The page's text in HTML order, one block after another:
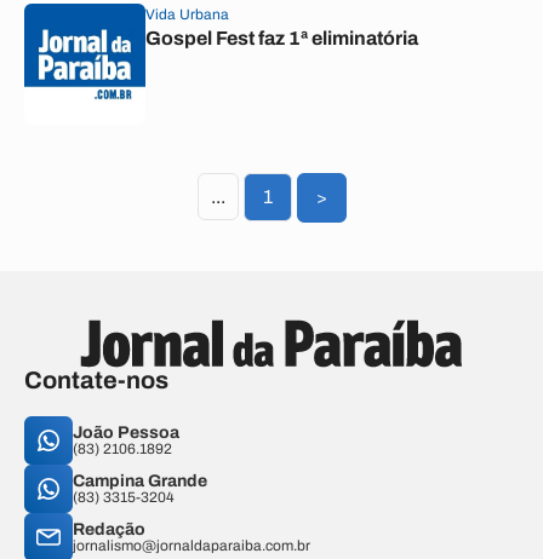
Vida Urbana
Gospel Fest faz 1ª eliminatória
... 1 >
Contate-nos
João Pessoa
(83) 2106.1892
Campina Grande
(83) 3315-3204
Redação
jornalismo@jornaldaparaiba.com.br